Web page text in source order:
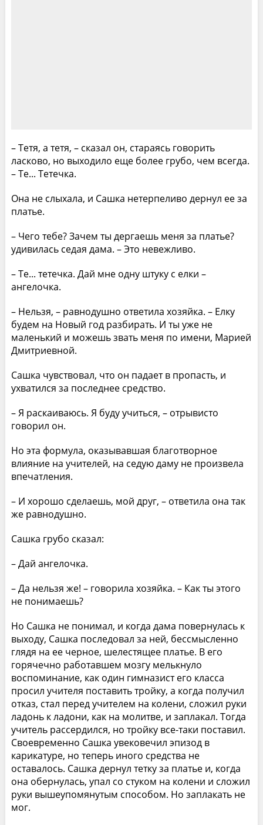
– Тетя, а тетя, – сказал он, стараясь говорить
ласково, но выходило еще более грубо, чем всегда.
– Те... Тетечка.
Она не слыхала, и Сашка нетерпеливо дернул ее за
платье.
– Чего тебе? Зачем ты дергаешь меня за платье?
удивилась седая дама. – Это невежливо.
– Те... тетечка. Дай мне одну штуку с елки –
ангелочка.
– Нельзя, – равнодушно ответила хозяйка. – Елку
будем на Новый год разбирать. И ты уже не
маленький и можешь звать меня по имени, Марией
Дмитриевной.
Сашка чувствовал, что он падает в пропасть, и
ухватился за последнее средство.
– Я раскаиваюсь. Я буду учиться, – отрывисто
говорил он.
Но эта формула, оказывавшая благотворное
влияние на учителей, на седую даму не произвела
впечатления.
– И хорошо сделаешь, мой друг, – ответила она так
же равнодушно.
Сашка грубо сказал:
– Дай ангелочка.
– Да нельзя же! – говорила хозяйка. – Как ты этого
не понимаешь?
Но Сашка не понимал, и когда дама повернулась к
выходу, Сашка последовал за ней, бессмысленно
глядя на ее черное, шелестящее платье. В его
горячечно работавшем мозгу мелькнуло
воспоминание, как один гимназист его класса
просил учителя поставить тройку, а когда получил
отказ, стал перед учителем на колени, сложил руки
ладонь к ладони, как на молитве, и заплакал. Тогда
учитель рассердился, но тройку все-таки поставил.
Своевременно Сашка увековечил эпизод в
карикатуре, но теперь иного средства не
оставалось. Сашка дернул тетку за платье и, когда
она обернулась, упал со стуком на колени и сложил
руки вышеупомянутым способом. Но заплакать не
мог.